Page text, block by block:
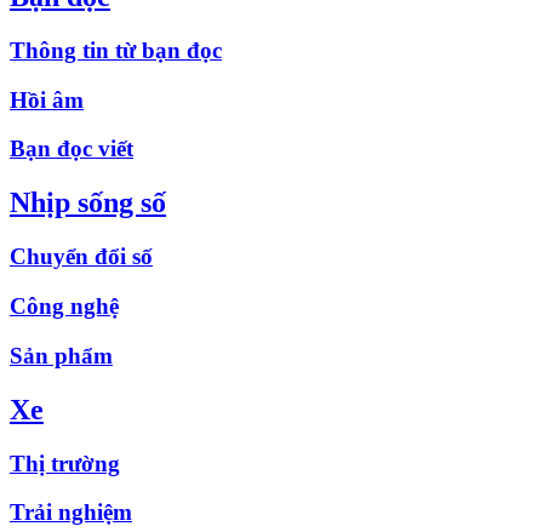
Thông tin từ bạn đọc
Hồi âm
Bạn đọc viết
Nhịp sống số
Chuyển đổi số
Công nghệ
Sản phẩm
Xe
Thị trường
Trải nghiệm